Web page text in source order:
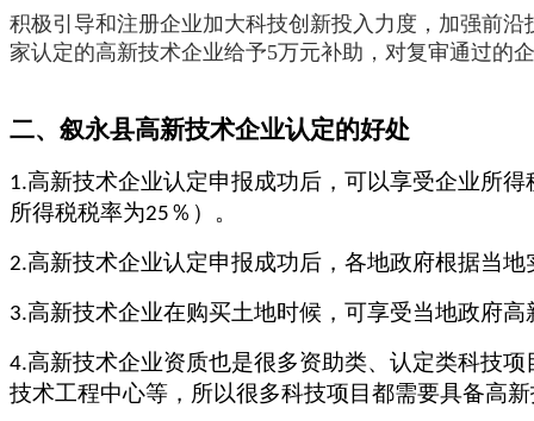
积极引导和注册企业加大科技创新投入力度，加强前
家认定的高新技术企业给予5万元补助，对复审通过的
二、 叙永县高新技术企业认定的好处
1.高新技术企业认定申报成功后，可以享受企业所得
所得税税率为25 ％）。
2.高新技术企业认定申报成功后，各地政府根据当
3.高新技术企业在购买土地时候，可享受当地政府
4.高新技术企业资质也是很多资助类、认定类科技
技术工程中心等，所以很多科技项目都需要具备高